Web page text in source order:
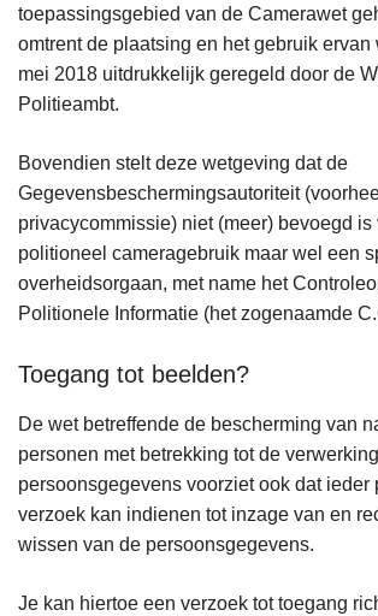
toepassingsgebied van de Camerawet
omtrent de plaatsing en het gebruik
mei 2018 uitdrukkelijk geregeld door de
Politieambt.
Bovendien stelt deze wetgeving dat de
Gegevensbeschermingsautoriteit
privacycommissie) niet (meer) bevoegd is
politioneel cameragebruik maar wel een
overheidsorgaan, met name het
Politionele Informatie (het zogenaamde
Toegang tot beelden?
De wet betreffende de bescherming van
personen met betrekking tot de
persoonsgegevens voorziet ook dat ieder
verzoek kan indienen tot inzage van en
wissen van de persoonsgegevens.
Je kan hiertoe een verzoek tot toegang